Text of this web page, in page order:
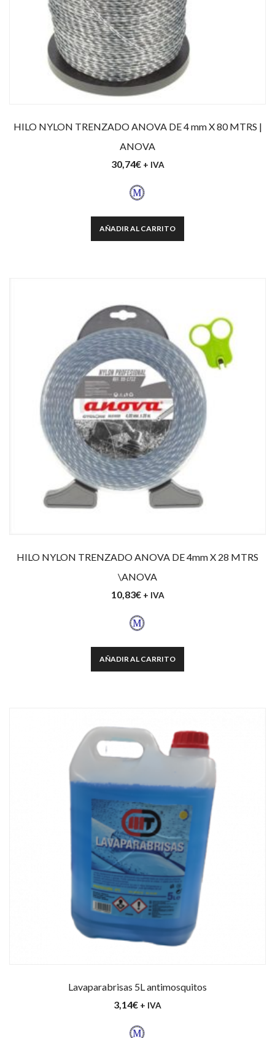
HILO NYLON TRENZADO ANOVA DE 4 mm X 80 MTRS |
ANOVA
30,74€ + IVA
AÑADIR AL CARRITO
HILO NYLON TRENZADO ANOVA DE 4mm X 28 MTRS
\ANOVA
10,83€ + IVA
AÑADIR AL CARRITO
Lavaparabrisas 5L antimosquitos
3,14€ + IVA